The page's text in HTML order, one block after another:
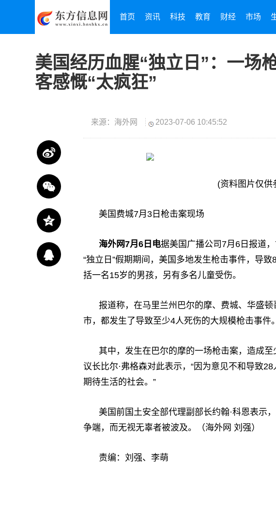
首页 资讯 科技 教育 财经 市场
美国经历血腥“独立日”：一场
客感慨“太疯狂”
来源：海外网 2023-07-06 10:45:52
(资料图片仅供
美国费城7月3日枪击案现场
海外网7月6日电据美国广播公司7月6日报道
“独立日”假期期间，美国多地发生枪击事件，导
括一名15岁的男孩，另有多名儿童受伤。
报道称，在马里兰州巴尔的摩、费城、华盛
市，都发生了导致至少4人死伤的大规模枪击事件。
其中，发生在巴尔的摩的一场枪击案，造成
议长比尔·弗格森对此表示，“因为意见不和导致
期待生活的社会。”
美国前国土安全部代理副部长约翰·科恩表示
争端，而无视无辜者被波及。（海外网 刘强）
责编：刘强、李萌